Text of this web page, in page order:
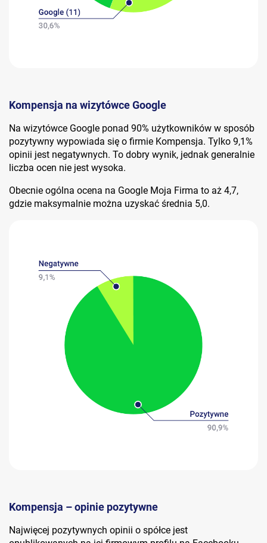
Kompensja na wizytówce Google
Na wizytówce Google ponad 90% użytkowników w sposób
pozytywny wypowiada się o firmie Kompensja. Tylko 9,1%
opinii jest negatywnych. To dobry wynik, jednak generalnie
liczba ocen nie jest wysoka.
Obecnie ogólna ocena na Google Moja Firma to aż 4,7,
gdzie maksymalnie można uzyskać średnia 5,0.
Kompensja – opinie pozytywne
Najwięcej pozytywnych opinii o spółce jest